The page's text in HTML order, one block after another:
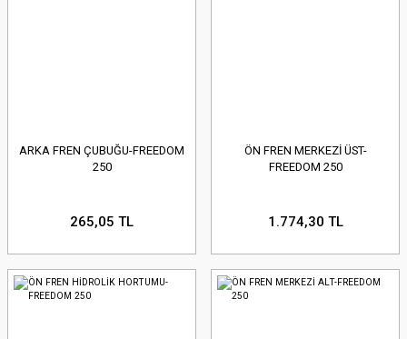
ARKA FREN ÇUBUĞU-FREEDOM
250
265,05 TL
ÖN FREN MERKEZİ ÜST-
FREEDOM 250
1.774,30 TL